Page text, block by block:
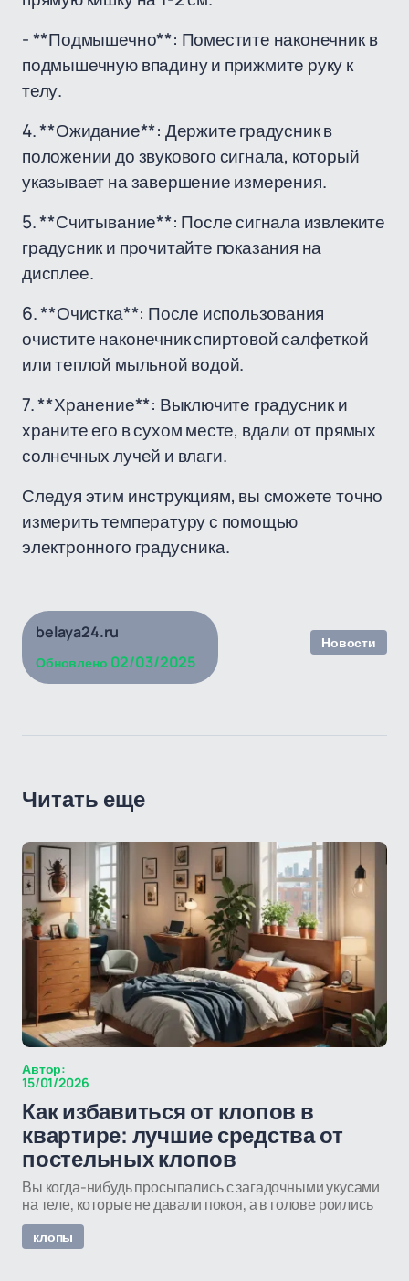
- **Подмышечно**: Поместите наконечник в
подмышечную впадину и прижмите руку к
телу.
4. **Ожидание**: Держите градусник в
положении до звукового сигнала, который
указывает на завершение измерения.
5. **Считывание**: После сигнала извлеките
градусник и прочитайте показания на
дисплее.
6. **Очистка**: После использования
очистите наконечник спиртовой салфеткой
или теплой мыльной водой.
7. **Хранение**: Выключите градусник и
храните его в сухом месте, вдали от прямых
солнечных лучей и влаги.
Следуя этим инструкциям, вы сможете точно
измерить температуру с помощью
электронного градусника.
belaya24.ru
Обновлено 02/03/2025
Новости
Читать еще
Автор:
15/01/2026
Как избавиться от клопов в
квартире: лучшие средства от
постельных клопов
Вы когда-нибудь просыпались с загадочными укусами
на теле, которые не давали покоя, а в голове роились
клопы